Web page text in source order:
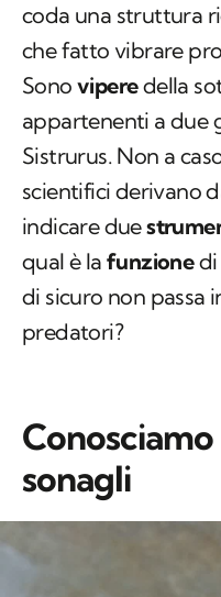
coda una struttura
che fatto vibrare
Sono viperedella
appartenenti a due
Sistrurus. Non a
scientifici derivano
indicare due
qual è lafunzionedi
di sicuro non passa
predatori?
sonagli